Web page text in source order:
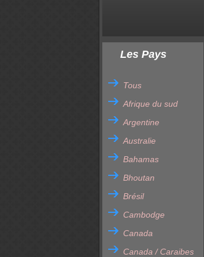
Les Pays
Tous
Afrique du sud
Argentine
Australie
Bahamas
Bhoutan
Brésil
Cambodge
Canada
Canada / Caraibes